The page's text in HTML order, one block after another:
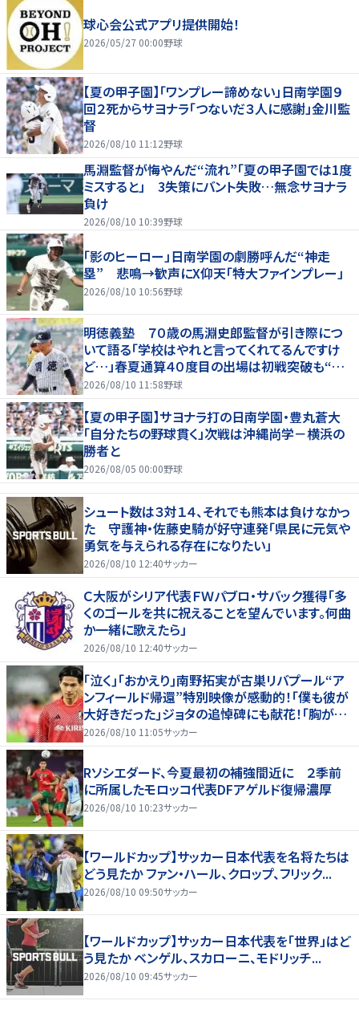
球心会公式アプリ提供開始！
2026/05/27 00:00野球
【夏の甲子園】「ワンプレー諦めない」日南学園９
回２死からサヨナラ「つないだ３人に感謝」金川監
督
2026/08/10 11:12野球
馬淵監督が悔やんだ“流れ”「夏の甲子園では1度
ミスすると」 3失策にバント失敗…無念サヨナラ
負け
2026/08/10 10:39野球
「影のヒーロー」日南学園の劇勝呼んだ“神走
塁” 悲鳴→歓声にX仰天「特大ファインプレー」
2026/08/10 10:56野球
明徳義塾 ７０歳の馬淵史郎監督が引き際につ
いて語る「学校はやれと言ってくれてるんですけ
ど…」春夏通算４０度目の出場は初戦突破も“馬
淵節”炸裂
2026/08/10 11:58野球
【夏の甲子園】サヨナラ打の日南学園・豊丸蒼大
「自分たちの野球貫く」次戦は沖縄尚学－横浜の
勝者と
2026/08/05 00:00野球
シュート数は３対１４、それでも熊本は負けなかっ
た 守護神・佐藤史騎が好守連発「県民に元気や
勇気を与えられる存在になりたい」
2026/08/10 12:40サッカー
Ｃ大阪がシリア代表ＦＷパブロ・サバック獲得「多
くのゴールを共に祝えることを望んでいます。何曲
か一緒に歌えたら」
2026/08/10 12:40サッカー
｢泣く｣｢おかえり｣南野拓実が古巣リバプール“ア
ンフィールド帰還”特別映像が感動的！｢僕も彼が
大好きだった｣ジョタの追悼碑にも献花！｢胸が熱
くなります…｣
2026/08/10 11:05サッカー
Rソシエダード、今夏最初の補強間近に ２季前
に所属したモロッコ代表DFアゲルド復帰濃厚
2026/08/10 10:23サッカー
【ワールドカップ】サッカー日本代表を名将たちは
どう見たか ファン・ハール、クロップ、フリック...
2026/08/10 09:50サッカー
【ワールドカップ】サッカー日本代表を「世界」はど
う見たか ベンゲル、スカローニ、モドリッチ...
2026/08/10 09:45サッカー